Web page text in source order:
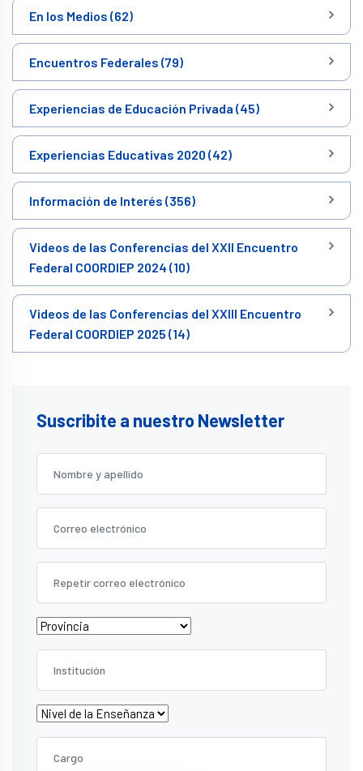
En los Medios (62)
Encuentros Federales (79)
Experiencias de Educación Privada (45)
Experiencias Educativas 2020 (42)
Información de Interés (356)
Videos de las Conferencias del XXII Encuentro
Federal COORDIEP 2024 (10)
Videos de las Conferencias del XXIII Encuentro
Federal COORDIEP 2025 (14)
Suscribite a nuestro Newsletter